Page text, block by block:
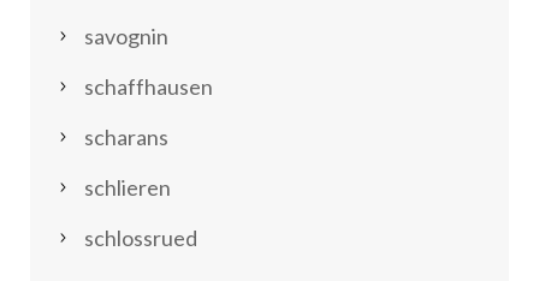
savognin
schaffhausen
scharans
schlieren
schlossrued